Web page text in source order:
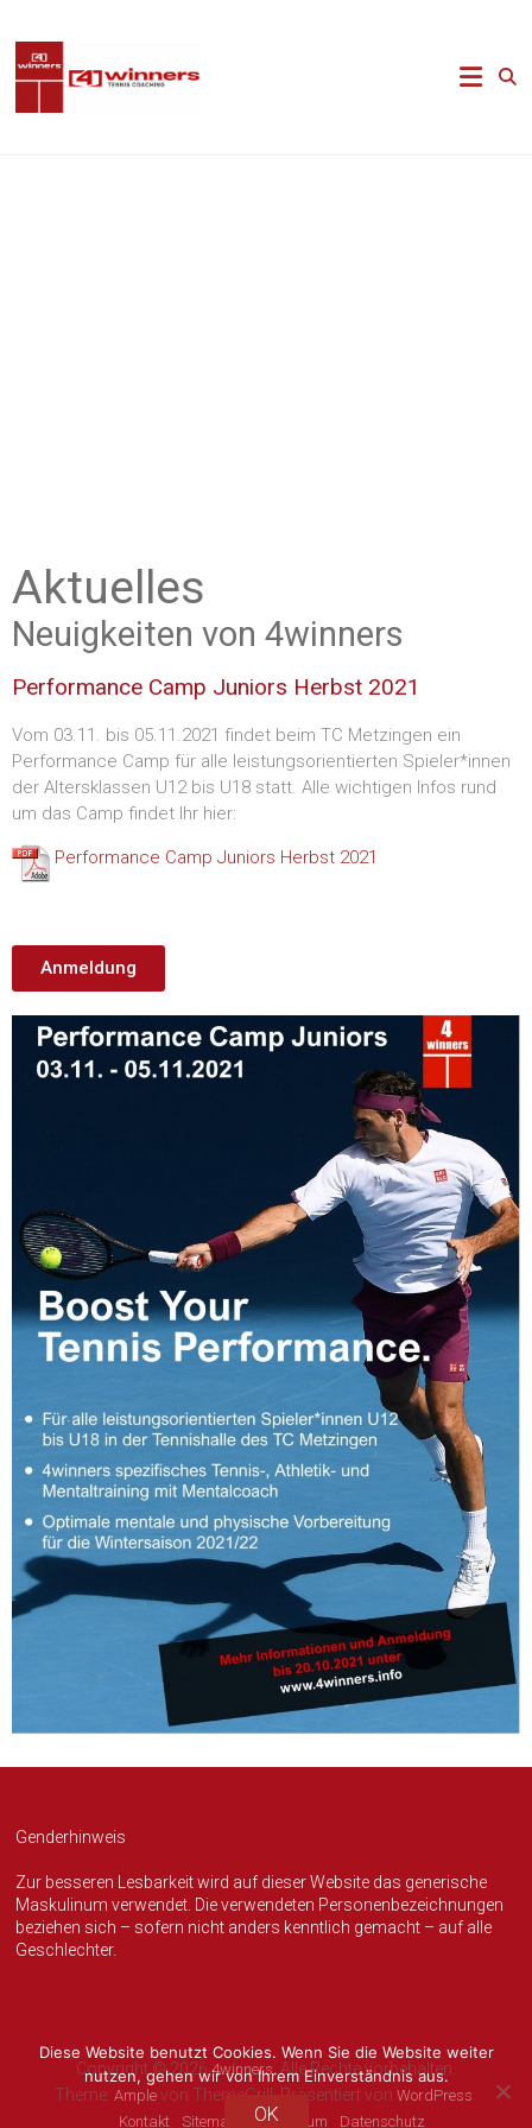
Aktuelles
Neuigkeiten von 4winners
Performance Camp Juniors Herbst 2021
Vom 03.11. bis 05.11.2021 findet beim TC Metzingen ein
Performance Camp für alle leistungsorientierten Spieler*innen
der Altersklassen U12 bis U18 statt. Alle wichtigen Infos rund
um das Camp findet Ihr hier:
Performance Camp Juniors Herbst 2021
Anmeldung
Genderhinweis
Zur besseren Lesbarkeit wird auf dieser Website das generische
Maskulinum verwendet. Die verwendeten Personenbezeichnungen
beziehen sich – sofern nicht anders kenntlich gemacht – auf alle
Geschlechter.
Copyright © 20264winners. Alle Rechte vorbehalten.
Theme:Ample von ThemeGrill. Präsentiert vonWordPress.
Kontakt Sitemap Impressum Datenschutz
Diese Website benutzt Cookies. Wenn Sie die Website weiter
nutzen, gehen wir von Ihrem Einverständnis aus.
OK